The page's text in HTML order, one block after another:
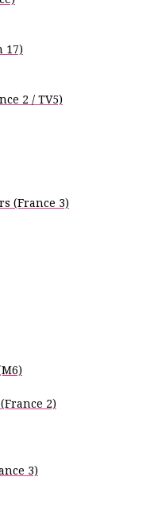
17)
2 / TV5)
(France 3)
2)
3)